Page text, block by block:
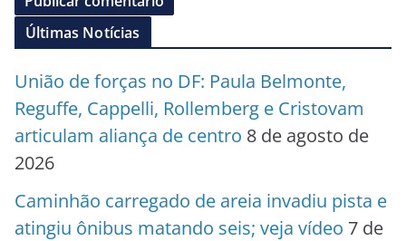
Últimas Notícias
União de forças no DF: Paula Belmonte,
Reguffe, Cappelli, Rollemberg e Cristovam
articulam aliança de centro 8 de agosto de
2026
Caminhão carregado de areia invadiu pista e
atingiu ônibus matando seis; veja vídeo 7 de